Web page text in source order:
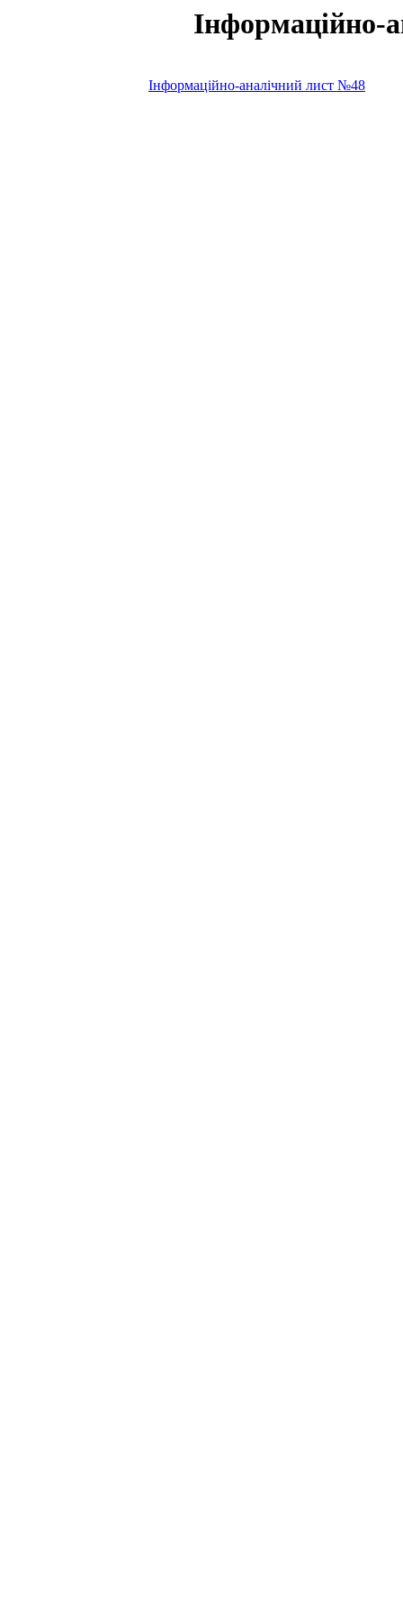
Інформаційно-
Інформаційно-аналічний лист №48